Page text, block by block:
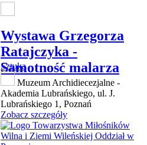
Wystawa Grzegorza
Ratajczyka -
Samotność malarza
Sztuka
Muzeum Archidiecezjalne -
Akademia Lubrańskiego, ul. J.
Lubrańskiego 1, Poznań
Zobacz szczegóły